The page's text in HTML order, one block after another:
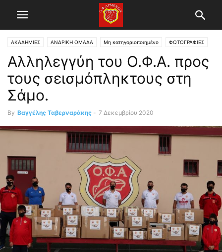
ΑΚΑΔΗΜΙΕΣ ΑΝΔΡΙΚΗ ΟΜΑΔΑ Μη κατηγοριοποιημένο ΦΩΤΟΓΡΑΦΙΕΣ
Αλληλεγγύη του Ο.Φ.Α. προς
τους σεισμόπληκτους στη
Σάμο.
By Βαγγέλης Ταβερναράκης - 7 Δεκεμβρίου 2020